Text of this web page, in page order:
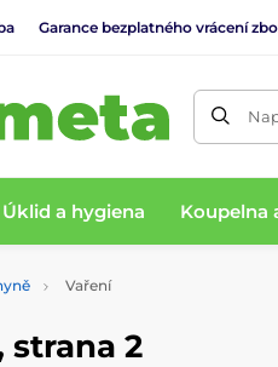
Garance bezplatného vrácení
Úklid a hygiena Koupelna
Vaření
strana 2